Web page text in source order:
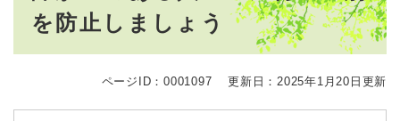
i
g
n
s
を防止しましょう
ページID：0001097 更新日：2025年1月20日更新